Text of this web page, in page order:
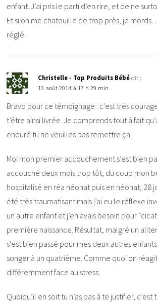
enfant. J’ai pris le parti d’en rire, et de ne
Et si on me chatouille de trop près, je
réglé.
Christelle - Top Produits Bébé dit :
13 août 2014 à 17 h 29 min
Bravo pour ce témoignage : c’est très
t’être ainsi livrée. Je comprends tout à fait
enduré tu ne veuilles pas remettre ça.
Moi mon premier accouchement s’est bien
accouché deux mois trop tôt, du coup mon
hospitalisé en réa néonat puis en néonat, 28
été très traumatisant mais j’ai eu le réflexe
un autre enfant et j’en avais besoin pour
première naissance. Résultat, malgré un
s’est bien passé pour mes deux autres
songer à un quatrième. Comme quoi on
différemment face au stress.
Quoiqu’il en soit tu n’as pas à te justifier,